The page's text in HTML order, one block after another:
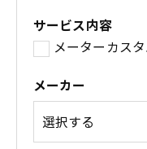
サービス内容
メーターカス
メーカー